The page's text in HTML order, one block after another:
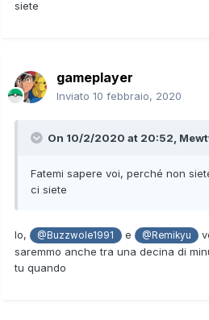
siete
gameplayer
Inviato 10 febbraio, 2020
On 10/2/2020 at 20:52,
Fatemi sapere voi, perché non
ci siete
Io, @Buzzwole1991 e @Remikyu
saremmo anche tra una decina di
tu quando